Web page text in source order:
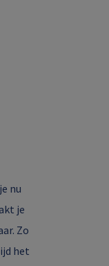
nu
je
Zo
het